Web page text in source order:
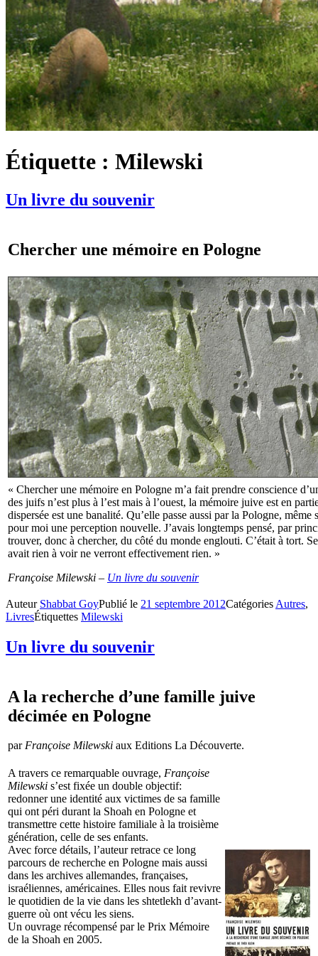
Étiquette : Milewski
Un livre du souvenir
Chercher une mémoire en Pologne
« Chercher une mémoire en Pologne m’a fait prendre conscience
des juifs n’est plus à l’est mais à l’ouest, la mémoire juive est en
dispersée est une banalité. Qu’elle passe aussi par la Pologne,
pour moi une perception nouvelle. J’avais longtemps pensé, par
trouver, donc à chercher, du côté du monde englouti. C’était à tort.
avait rien à voir ne verront effectivement rien. »
Françoise Milewski – Un livre du souvenir
Auteur Shabbat GoyPublié le 21 septembre 2012Catégories Autres,
LivresÉtiquettes Milewski
Un livre du souvenir
A la recherche d’une famille juive
décimée en Pologne
parFrançoise Milewski aux Editions La Découverte.
A travers ce remarquable ouvrage, Françoise
Milewski s’est fixée un double objectif:
redonner une identité aux victimes de sa famille
qui ont péri durant la Shoah en Pologne et
transmettre cette histoire familiale à la troisième
génération, celle de ses enfants.
Avec force détails, l’auteur retrace ce long
parcours de recherche en Pologne mais aussi
dans les archives allemandes, françaises,
israéliennes, américaines. Elles nous fait revivre
le quotidien de la vie dans les shtetlekh d’avant-
guerre où ont vécu les siens.
Un ouvrage récompensé par le Prix Mémoire
de la Shoah en 2005.